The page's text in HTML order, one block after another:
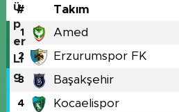
# Takım
1 Amed
2 Erzurumspor FK
3 Başakşehir
4 Kocaelispor